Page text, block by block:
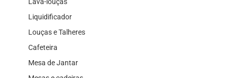
Liquidificador
Louças e Talheres
Cafeteira
Mesa de Jantar